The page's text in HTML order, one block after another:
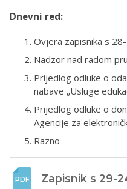
Dnevni red:
Ovjera zapisnika s
Nadzor nad radom
Prijedlog odluke o
nabave „Usluge
Prijedlog odluke o
Agencije za
Razno
Zapisnik s 29-